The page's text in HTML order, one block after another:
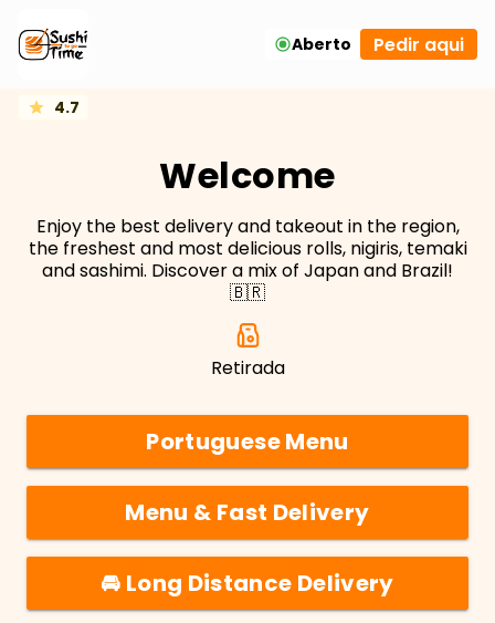
Aberto Pedir aqui
4.7
Welcome
Enjoy the best delivery and takeout in the region,
the freshest and most delicious rolls, nigiris, temaki
and sashimi. Discover a mix of Japan and Brazil!
🇧🇷
Retirada
Portuguese Menu
Menu & Fast Delivery
🚘 Long Distance Delivery